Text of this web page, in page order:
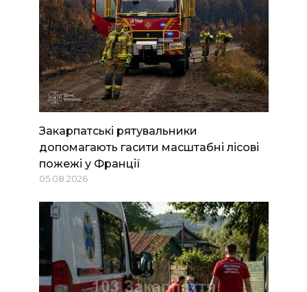
Закарпатські рятувальники
допомагають гасити масштабні лісові
пожежі у Франції
05.08.2026